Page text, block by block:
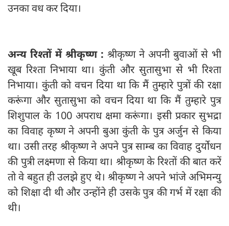
उनका वध कर दिया।
अन्य रिश्तों में श्रीकृष्‍ण : श्रीकृष्ण ने अपनी बुवाओं से भी
खूब रिश्ता निभाया था। कुंती और सुतासुभा से भी रिश्ता
निभाया। कुंती को वचन दिया था कि मैं तुम्हारे पुत्रों की रक्षा
करूंगा और सुतासुभा को वचन दिया था कि मैं तुम्हारे पुत्र
शिशुपाल के 100 अपराध क्षमा करूंगा। इसी प्रकार सुभद्रा
का विवाह कृष्ण ने अपनी बुआ कुंती के पुत्र अर्जुन से किया
था। उसी तरह श्रीकृष्ण ने अपने पुत्र साम्ब का विवाह दुर्योधन
की पुत्री लक्ष्मणा से किया था। श्रीकृष्ण के रिश्तों की बात करें
तो वे बहुत ही उलझे हुए थे। श्रीकृष्ण ने अपने भांजे अभिमन्यु
को शिक्षा दी थी और उन्होंने ही उसके पुत्र की गर्भ में रक्षा की
थी।